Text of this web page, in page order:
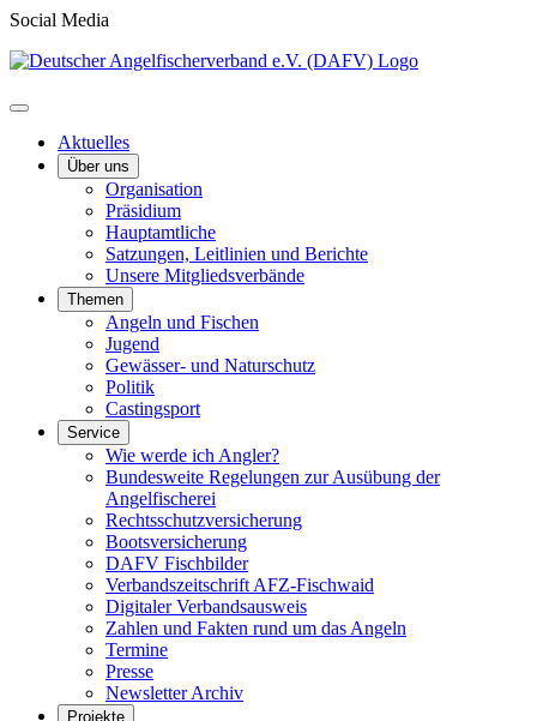
Social Media
Aktuelles
Über uns
Organisation
Präsidium
Hauptamtliche
Satzungen, Leitlinien und Berichte
Unsere Mitgliedsverbände
Themen
Angeln und Fischen
Jugend
Gewässer- und Naturschutz
Politik
Castingsport
Service
Wie werde ich Angler?
Bundesweite Regelungen zur Ausübung der
Angelfischerei
Rechtsschutzversicherung
Bootsversicherung
DAFV Fischbilder
Verbandszeitschrift AFZ-Fischwaid
Digitaler Verbandsausweis
Zahlen und Fakten rund um das Angeln
Termine
Presse
Newsletter Archiv
Projekte